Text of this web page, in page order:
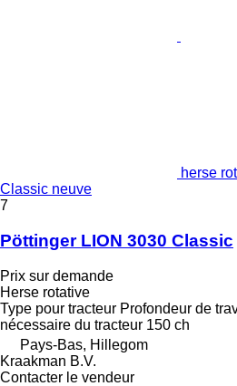
herse
Classic neuve
7
Pöttinger LION 3030 Classic
Prix sur demande
Herse rotative
Type pour tracteur Profondeur de
nécessaire du tracteur 150 ch
Pays-Bas, Hillegom
Kraakman B.V.
Contacter le vendeur